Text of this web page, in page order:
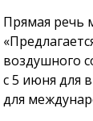
Прямая речь
воздушного
с 5 июня для
для